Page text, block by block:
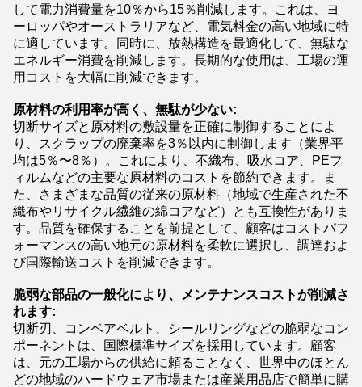
して電力消費量を10％から15％削減します。これは、ヨ
ーロッパやオーストラリアなど、電気料金の高い地域に特
に適しています。同時に、放熱構造を最適化して、無駄な
エネルギー消費を削減します。長期的な使用は、工場の運
用コストを大幅に削減できます。
原材料の利用率が高く、無駄が少ない:
切断サイズと原材料の敷設量を正確に制御することによ
り、スクラップの廃棄率を3％以内に制御します（業界平
均は5％〜8％）。これにより、不織布、吸水コア、PEフ
ィルムなどの主要な原材料のコストを節約できます。ま
た、さまざまな品質の従来の原材料（地域で生産された不
織布やリサイクル繊維の綿コアなど）とも互換性がありま
す。品質を確保することを前提として、顧客はコストパフ
ォーマンスの高い地元の原材料を柔軟に選択し、調達およ
び国際輸送コストを削減できます。
脆弱な部品の一般化により、メンテナンスコストが削減さ
れます:
切断刃、コンベアベルト、シールリングなどの脆弱なコン
ポーネントは、国際標準サイズを採用しています。顧客
は、元の工場からの供給に頼ることなく、世界中のほとん
どの地域のハードウェア市場または産業用品店で簡単に購